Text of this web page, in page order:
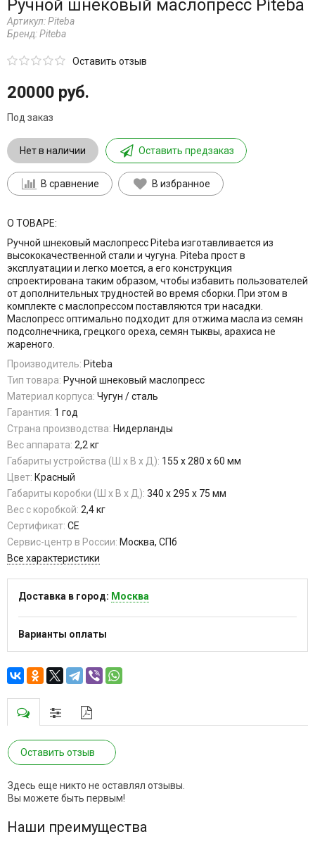
Ручной шнековый маслопресс Piteba
Артикул:Piteba
Бренд:Piteba
Оставить отзыв
20000 руб.
Под заказ
Нет в наличии Оставить предзаказ
В сравнение В избранное
О ТОВАРЕ:
Ручной шнековый маслопресс Piteba изготавливается из
высококачественной стали и чугуна. Piteba прост в
эксплуатации и легко моется, а его конструкция
спроектирована таким образом, чтобы избавить пользователей
от дополнительных трудностей во время сборки. При этом в
комплекте с маслопрессом поставляются три насадки.
Маслопресс оптимально подходит для отжима масла из семян
подсолнечника, грецкого ореха, семян тыквы, арахиса не
жареного.
Производитель: Piteba
Тип товара: Ручной шнековый маслопресс
Материал корпуса: Чугун / сталь
Гарантия: 1 год
Страна производства: Нидерланды
Вес аппарата: 2,2 кг
Габариты устройства (Ш x В x Д): 155 x 280 x 60 мм
Цвет: Красный
Габариты коробки (Ш х В х Д): 340 х 295 х 75 мм
Вес с коробкой: 2,4 кг
Сертификат: CE
Сервис-центр в России: Москва, СПб
Все характеристики
Доставка в город: Москва
Варианты оплаты
Оставить отзыв
Здесь еще никто не оставлял отзывы.
Вы можете быть первым!
Наши преимущества